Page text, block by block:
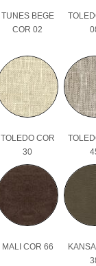
TUNES BEGE
COR 02
TOLEDO COR
30
MALI COR 66